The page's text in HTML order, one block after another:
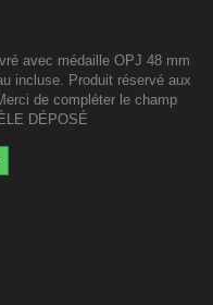
avec médaille OPJ 48 mm
incluse. Produit réservé aux
de compléter le champ
DÉPOSÉ